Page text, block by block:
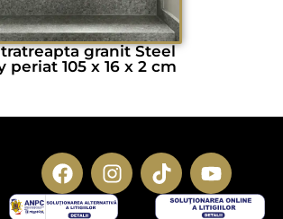
granit Steel
periat 105 x 16 x 2 cm